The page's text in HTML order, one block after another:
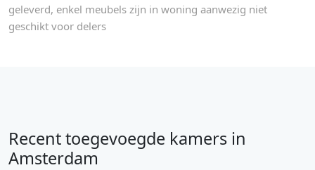
geleverd, enkel meubels zijn in woning aanwezig niet
geschikt voor delers
Recent toegevoegde kamers in
Amsterdam